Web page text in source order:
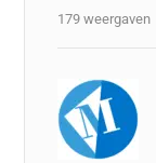
179 weergaven